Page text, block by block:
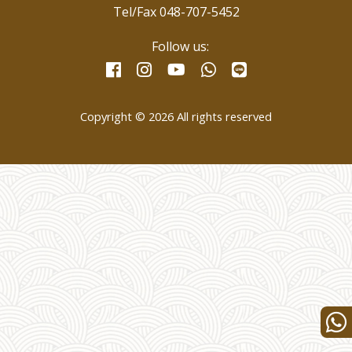
Tel/Fax 048-707-5452
Follow us:
facebookinstagramyoutubewhatsapp
Copyright © 2026 All rights reserved
us
for